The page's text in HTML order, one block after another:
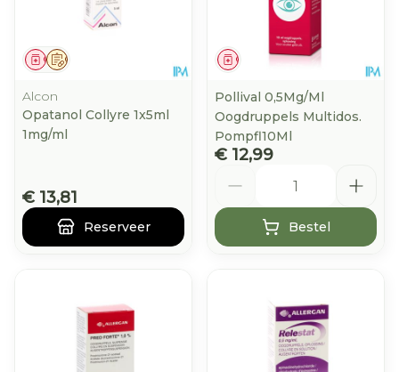
Op voorschrift
Geneesmiddel
Alcon
Opatanol Collyre 1x5ml
1mg/ml
€ 13,81
Reserveer
Geneesmiddel
Pollival 0,5Mg/Ml
Oogdruppels Multidos.
Pompfl10Ml
€ 12,99
Bestel